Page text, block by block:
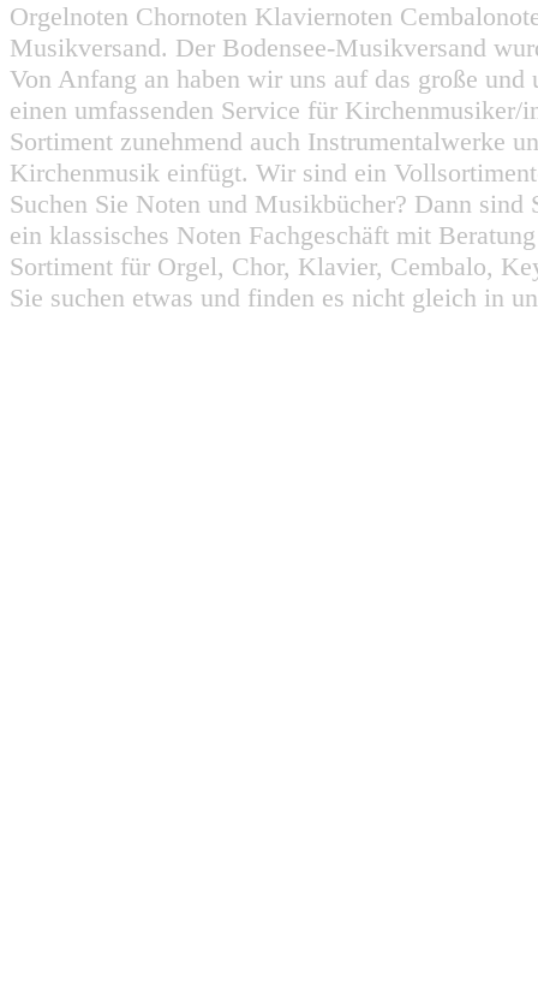
Orgelnoten Chornoten Klaviernoten
Musikversand. Der Bodensee-Musikversand
Von Anfang an haben wir uns auf das große
einen umfassenden Service für
Sortiment zunehmend auch Instrumentalwerke
Kirchenmusik einfügt. Wir sind ein
Suchen Sie Noten und Musikbücher? Dann
ein klassisches Noten Fachgeschäft mit
Sortiment für Orgel, Chor, Klavier, Cembalo,
Sie suchen etwas und finden es nicht gleich in